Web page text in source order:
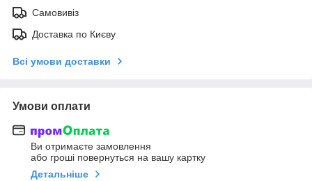
Самовивіз
Доставка по Києву
Всі умови доставки
Умови оплати
Ви отримаєте замовлення
або гроші повернуться на вашу картку
Детальніше